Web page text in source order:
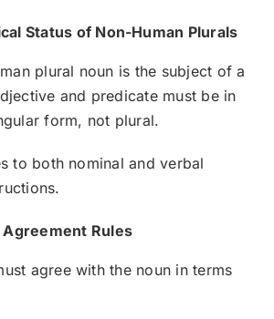
Status of Non-Human Plurals
plural noun is the subject of a
and predicate must be in
form, not plural.
to both nominal and verbal
Rules
agree with the noun in terms